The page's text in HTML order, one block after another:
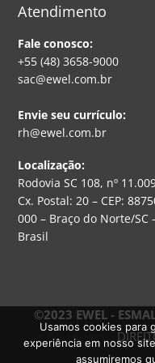
Atendimento
Fale conosco:
+55 (48) 3658-9000
sac@ewel.com.br
Envie seu currículo:
rh@ewel.com.br
Localização:
Rodovia SC 108, nº
Cx. Postal: 20 – CEP:
000 – Braço do Norte/SC
Brasil
©2023 EWEL -
Usamos cookies para
experiência em nosso
assumiremos